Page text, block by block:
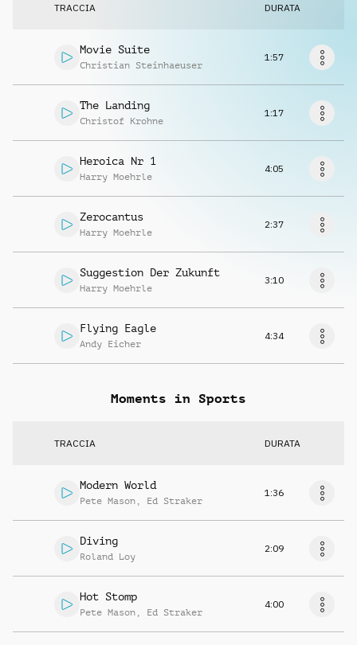
Info
Richiedi musica
TRACCIA DURATA
Movie Suite
Christian Steinhaeuser
1:57
The Landing
Christof Krohne
1:17
Heroica Nr 1
Harry Moehrle
4:05
Zerocantus
Harry Moehrle
2:37
Suggestion Der Zukunft
Harry Moehrle
3:10
Flying Eagle
Andy Eicher
4:34
Moments in Sports
TRACCIA DURATA
Modern World
Pete Mason , Ed Straker
1:36
Diving
Roland Loy
2:09
Hot Stomp
Pete Mason , Ed Straker
4:00